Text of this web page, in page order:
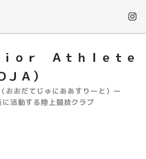
ｏｒ Ａｔｈｌｅｔｅ
ＪＡ）
おおだてじゅにああすりーと）ー
活動する陸上競技クラブ